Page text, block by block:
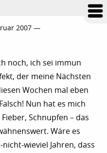
2007 —
noch, ich sei immun
der meine Nächsten
Wochen mal eben
Nun hat es mich
Schnupfen – das
Wäre es
wieviel Jahren, dass